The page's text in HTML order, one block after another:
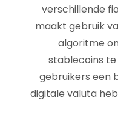
verschillende
maakt gebruik
algoritme
stablecoins
gebruikers een
digitale valuta